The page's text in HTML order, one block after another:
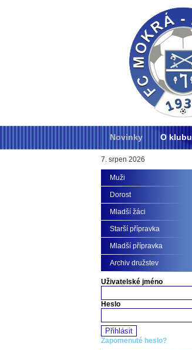
Novinky O klubu
7. srpen 2026
Muži
Dorost
Mladší žáci
Starší přípravka
Mladší přípravka
Archiv družstev
Uživatelské jméno
Heslo
Zapomenuté heslo?